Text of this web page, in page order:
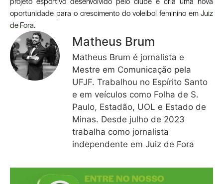
oportunidade para o crescimento do voleibol feminino emJuiz
de Fora.
Matheus Brum
Matheus Brum é jornalista e
Mestre em Comunicação pela
UFJF. Trabalhou no Espírito Santo
e em veículos como Folha de S.
Paulo, Estadão, UOL e Estado de
Minas. Desde julho de 2023
trabalha como jornalista
independente em Juiz de Fora